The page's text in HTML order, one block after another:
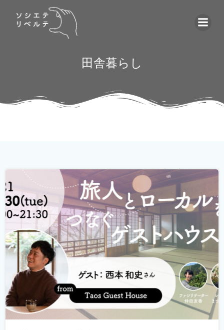
へ
キ
ッ
田舎暮らし
ゲストハウス。 ローカルな情報が集まる旅先の入り口であ
り、自分とは異なる価値観の人と気軽に出会える交流の
場。 しかし、コロナウィルスの影響で、交流できるゲスト
ハウスに実際に行けることが少なくなり、寂しく感じてい
る旅人もたくさんいらっしゃると...続きを読む